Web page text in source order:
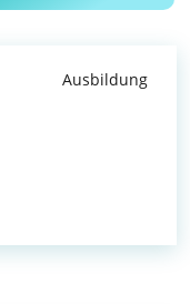
Ausbildung